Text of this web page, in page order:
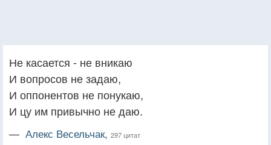
Не касается - не вникаю
И вопросов не задаю,
И оппонентов не понукаю,
И цу им привычно не даю.
— Алекс Весельчак, 297 цитат